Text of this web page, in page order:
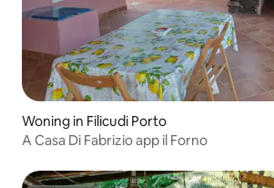
Woning in Filicudi Porto
A Casa Di Fabrizio app il Forno